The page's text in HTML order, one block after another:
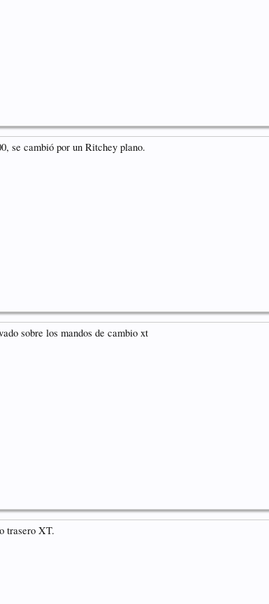
se cambió por un Ritchey plano.
sobre los mandos de cambio xt
trasero XT.